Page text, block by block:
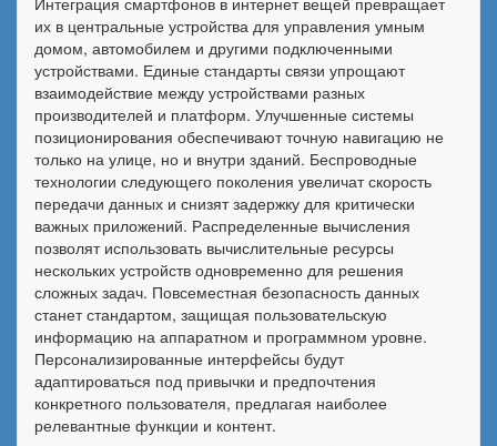
их в центральные устройства для управления умным
домом, автомобилем и другими подключенными
устройствами. Единые стандарты связи упрощают
взаимодействие между устройствами разных
производителей и платформ. Улучшенные системы
позиционирования обеспечивают точную навигацию не
только на улице, но и внутри зданий. Беспроводные
технологии следующего поколения увеличат скорость
передачи данных и снизят задержку для критически
важных приложений. Распределенные вычисления
позволят использовать вычислительные ресурсы
нескольких устройств одновременно для решения
сложных задач. Повсеместная безопасность данных
станет стандартом, защищая пользовательскую
информацию на аппаратном и программном уровне.
Персонализированные интерфейсы будут
адаптироваться под привычки и предпочтения
конкретного пользователя, предлагая наиболее
релевантные функции и контент.